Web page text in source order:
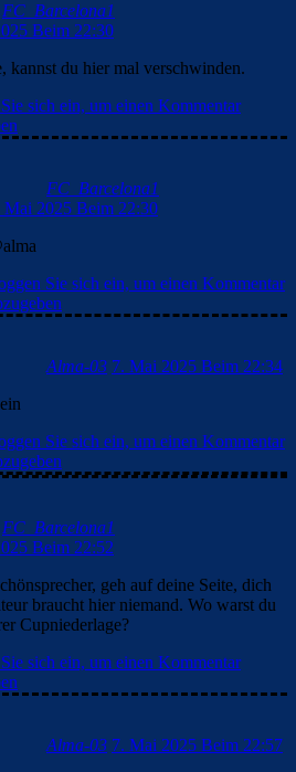
FC_Barcelona1
Beim 22:30
kannst du hier mal verschwinden.
sich ein, um einen Kommentar
FC_Barcelona1
Mai 2025 Beim 22:30
Sie sich ein, um einen Kommentar
Alma-03 7. Mai 2025 Beim 22:34
Sie sich ein, um einen Kommentar
FC_Barcelona1
Beim 22:52
geh auf deine Seite, dich
braucht hier niemand. Wo warst du
Cupniederlage?
sich ein, um einen Kommentar
Alma-03 7. Mai 2025 Beim 22:57